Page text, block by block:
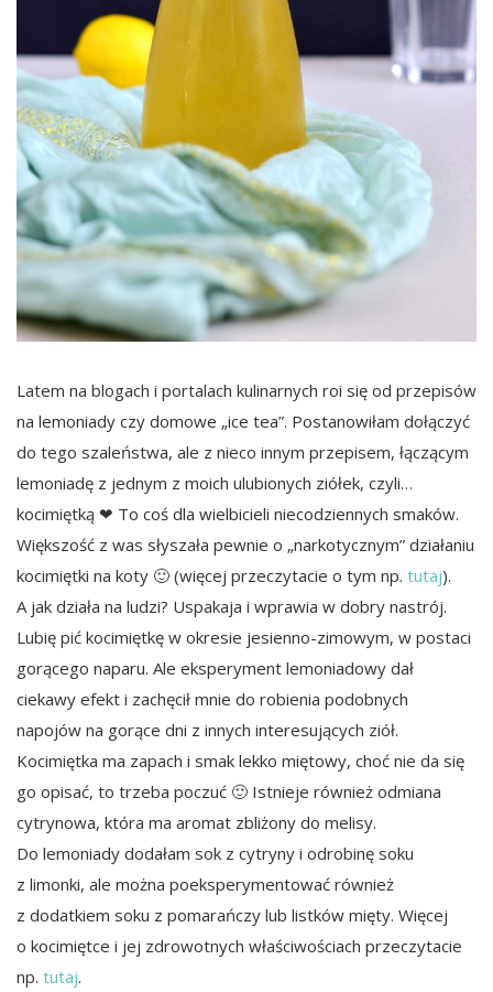
Latem na blogach i portalach kulinarnych roi się od przepisów
na lemoniady czy domowe „ice tea”. Postanowiłam dołączyć
do tego szaleństwa, ale z nieco innym przepisem, łączącym
lemoniadę z jednym z moich ulubionych ziółek, czyli…
kocimiętką ❤ To coś dla wielbicieli niecodziennych smaków.
Większość z was słyszała pewnie o „narkotycznym” działaniu
kocimiętki na koty 🙂 (więcej przeczytacie o tym np. tutaj).
A jak działa na ludzi? Uspakaja i wprawia w dobry nastrój.
Lubię pić kocimiętkę w okresie jesienno-zimowym, w postaci
gorącego naparu. Ale eksperyment lemoniadowy dał
ciekawy efekt i zachęcił mnie do robienia podobnych
napojów na gorące dni z innych interesujących ziół.
Kocimiętka ma zapach i smak lekko miętowy, choć nie da się
go opisać, to trzeba poczuć 🙂 Istnieje również odmiana
cytrynowa, która ma aromat zbliżony do melisy.
Do lemoniady dodałam sok z cytryny i odrobinę soku
z limonki, ale można poeksperymentować również
z dodatkiem soku z pomarańczy lub listków mięty. Więcej
o kocimiętce i jej zdrowotnych właściwościach przeczytacie
np. tutaj.